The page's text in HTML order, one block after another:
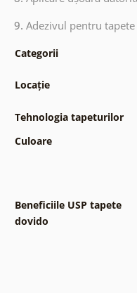
9. Adezivul pentru
Categorii
Locație
Tehnologia tapeturilor
Culoare
Beneficiile USP tapete
dovido